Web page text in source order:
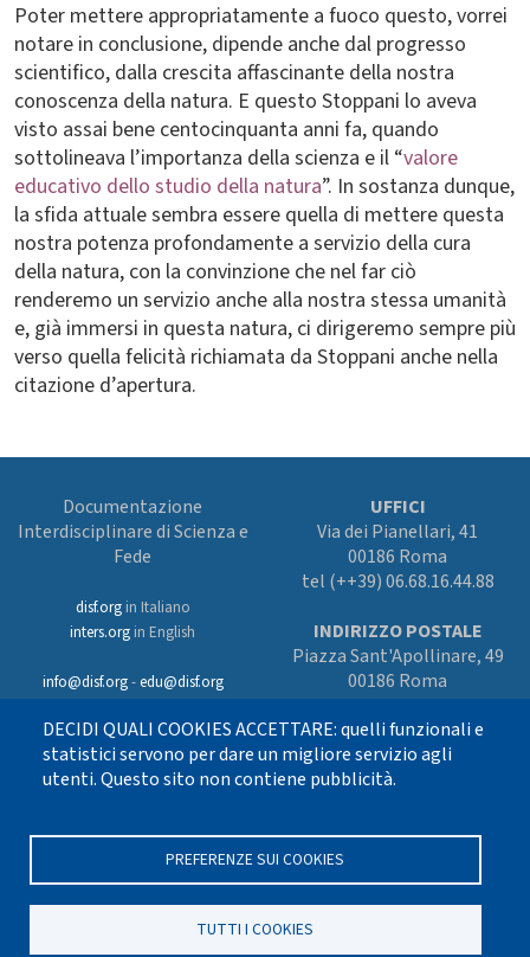
Poter mettere appropriatamente a fuoco questo, vorrei
notare in conclusione, dipende anche dal progresso
scientifico, dalla crescita affascinante della nostra
conoscenza della natura. E questo Stoppani lo aveva
visto assai bene centocinquanta anni fa, quando
sottolineava l’importanza della scienza e il “valore
educativo dello studio della natura”. In sostanza dunque,
la sfida attuale sembra essere quella di mettere questa
nostra potenza profondamente a servizio della cura
della natura, con la convinzione che nel far ciò
renderemo un servizio anche alla nostra stessa umanità
e, già immersi in questa natura, ci dirigeremo sempre più
verso quella felicità richiamata da Stoppani anche nella
citazione d’apertura.
Documentazione
Interdisciplinare di Scienza e
Fede
disf.orgin Italiano
inters.org in English
info@disf.org-edu@disf.org
UFFICI
Via dei Pianellari, 41
00186 Roma
tel (++39) 06.68.16.44.88
INDIRIZZO POSTALE
Piazza Sant'Apollinare, 49
00186 Roma
In collaborazione
con il Servizio
nazionale della CEI
per il progetto
cattolica
DECIDI QUALI COOKIES ACCETTARE: quelli funzionali e
statistici servono per dare un migliore servizio agli
utenti. Questo sito non contiene pubblicità.
PREFERENZE SUI COOKIES
TUTTI I COOKIES
Seguici su